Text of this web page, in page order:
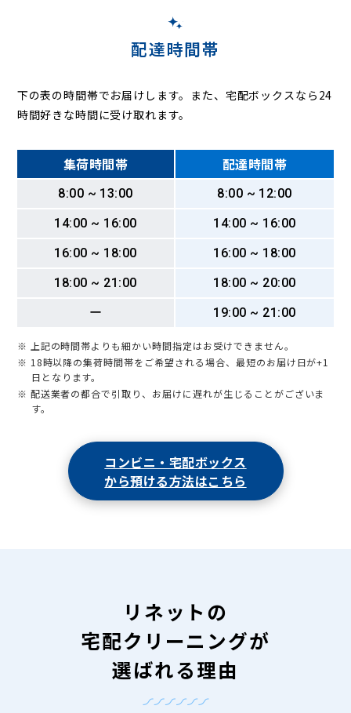
配達時間帯
下の表の時間帯でお届けします。また、宅配ボックスなら24
時間好きな時間に受け取れます。
集荷時間帯 配達時間帯
8:00 ~ 13:00
8:00 ~ 12:00
14:00 ~ 16:00
14:00 ~ 16:00
16:00 ~ 18:00
16:00 ~ 18:00
18:00 ~ 21:00
18:00 ~ 20:00
ー
19:00 ~ 21:00
※ 上記の時間帯よりも細かい時間指定はお受けできません。
※ 18時以降の集荷時間帯をご希望される場合、最短のお届け日が+1
日となります。
※ 配送業者の都合で引取り、お届けに遅れが生じることがございま
す。
コンビニ・宅配ボックス
から預ける方法はこちら
リネットの
宅配クリーニングが
選ばれる理由